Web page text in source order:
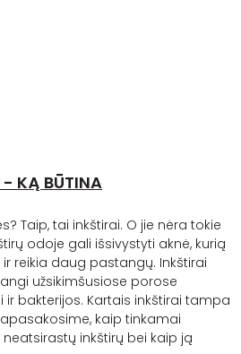
- KĄ BŪTINA
Taip, tai inkštirai. O jie nėra tokie
odoje gali išsivystyti aknė, kurią
reikia daug pastangų. Inkštirai
užsikimšusiose porose
bakterijos. Kartais inkštirai tampa
kaip tinkamai
inkštirų bei kaip ją